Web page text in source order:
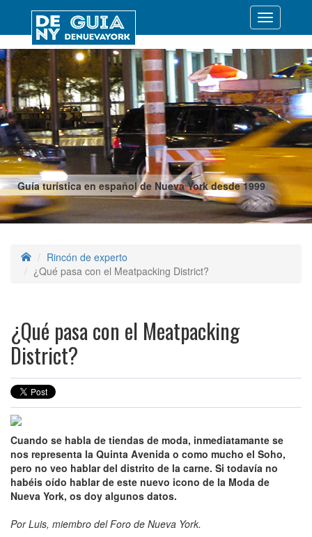
Guía turística en español de Nueva York desde 1999
Desplegar
Rincón de experto
¿Qué pasa con el Meatpacking District?
¿Qué pasa con el Meatpacking
District?
Cuando se habla de tiendas de moda, inmediatamante se
nos representa la Quinta Avenida o como mucho el Soho,
pero no veo hablar del distrito de la carne. Si todavía no
habéis oído hablar de este nuevo icono de la Moda de
Nueva York, os doy algunos datos.
Por Luis, miembro del Foro de Nueva York.